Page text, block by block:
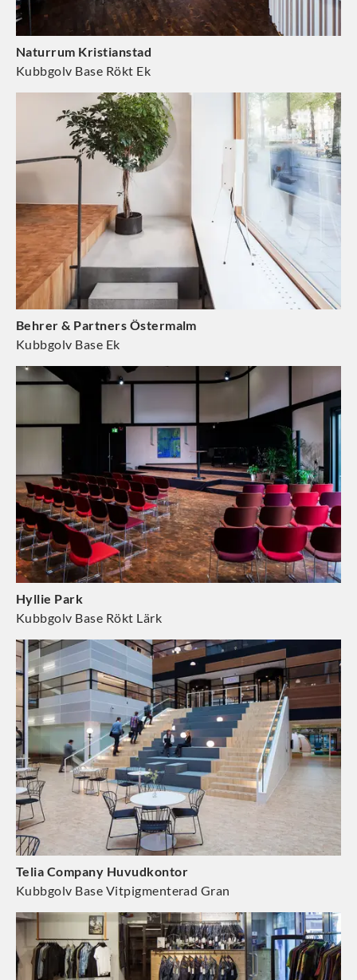
Naturrum Kristianstad
Kubbgolv Base Rökt Ek
Behrer & Partners Östermalm
Kubbgolv Base Ek
Hyllie Park
Kubbgolv Base Rökt Lärk
Telia Company Huvudkontor
Kubbgolv Base Vitpigmenterad Gran